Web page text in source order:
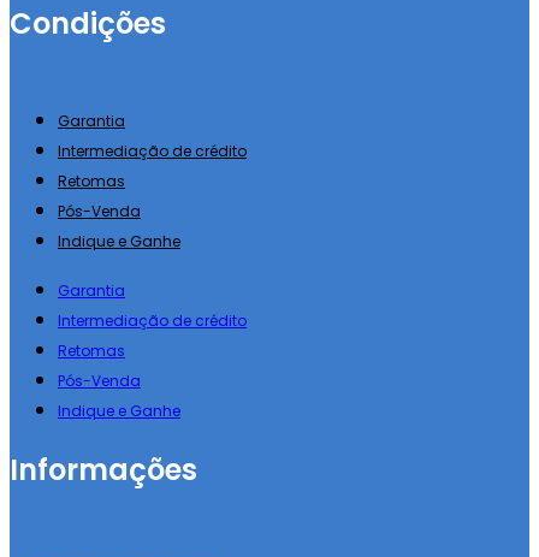
Condições
Garantia
Intermediação de crédito
Retomas
Pós-Venda
Indique e Ganhe
Garantia
Intermediação de crédito
Retomas
Pós-Venda
Indique e Ganhe
Informações